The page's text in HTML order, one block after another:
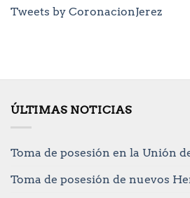
Tweets by CoronacionJerez
ÚLTIMAS NOTICIAS
Toma de posesión en la Unión
Toma de posesión de nuevos